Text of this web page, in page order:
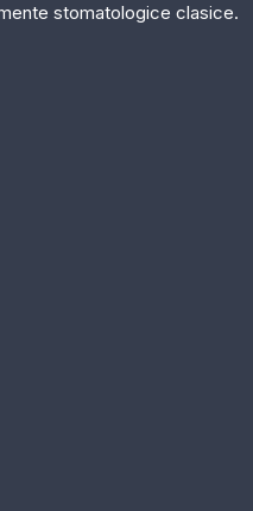
stomatologice clasice.